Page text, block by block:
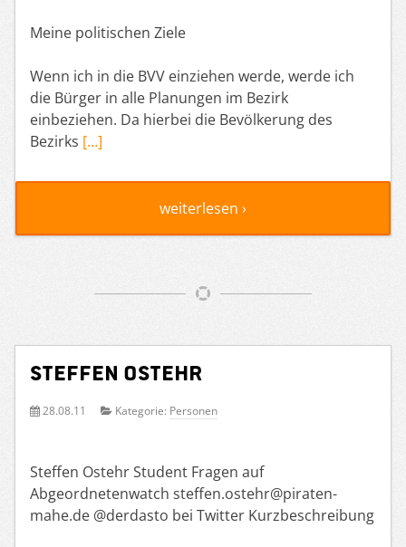
Meine politischen Ziele
Wenn ich in die BVV einziehen werde, werde ich
die Bürger in alle Planungen im Bezirk
einbeziehen. Da hierbei die Bevölkerung des
Bezirks […]
weiterlesen ›
Steffen Ostehr
28.08.11 Kategorie: Personen
Steffen Ostehr Student Fragen auf
Abgeordnetenwatch steffen.ostehr@piraten-
mahe.de @derdasto bei Twitter Kurzbeschreibung